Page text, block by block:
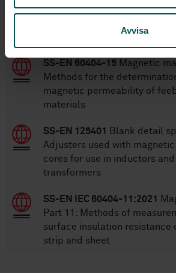
Avvisa
Within the same area
SS-EN 60404-15 Magnetic
Methods for the
magnetic permeability of
materials
SS-EN 125401
Blank detail
Adjusters used with
cores for use in inductors and
transformers
SS-EN IEC 60404-11:2021
Part 11: Methods of
surface insulation resistance
strip and sheet